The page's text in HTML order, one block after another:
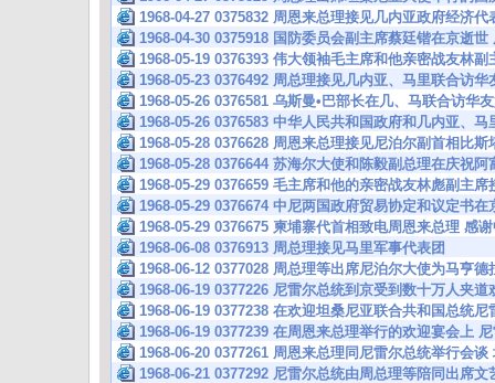
1968-04-27 0375832 周恩来总理接见几内亚政府经济
1968-04-30 0375918 国防委员会副主席蔡廷锴在京逝
1968-05-19 0376393 伟大领袖毛主席和他亲密战友林
1968-05-23 0376492 周总理接见几内亚、马里联合访华
1968-05-26 0376581 乌斯曼•巴部长在几、马联合访华
1968-05-26 0376583 中华人民共和国政府和几内亚、
1968-05-28 0376628 周恩来总理接见尼泊尔副首相比
1968-05-28 0376644 苏海尔大使和陈毅副总理在庆祝
1968-05-29 0376659 毛主席和他的亲密战友林彪副主
1968-05-29 0376674 中尼两国政府贸易协定和议定书
1968-05-29 0376675 柬埔寨代首相致电周恩来总理 感
1968-06-08 0376913 周总理接见马里军事代表团
1968-06-12 0377028 周总理等出席尼泊尔大使为马亨
1968-06-19 0377226 尼雷尔总统到京受到数十万人夹
1968-06-19 0377238 在欢迎坦桑尼亚联合共和国总统
1968-06-19 0377239 在周恩来总理举行的欢迎宴会上
1968-06-20 0377261 周恩来总理同尼雷尔总统举行会
1968-06-21 0377292 尼雷尔总统由周总理等陪同出席